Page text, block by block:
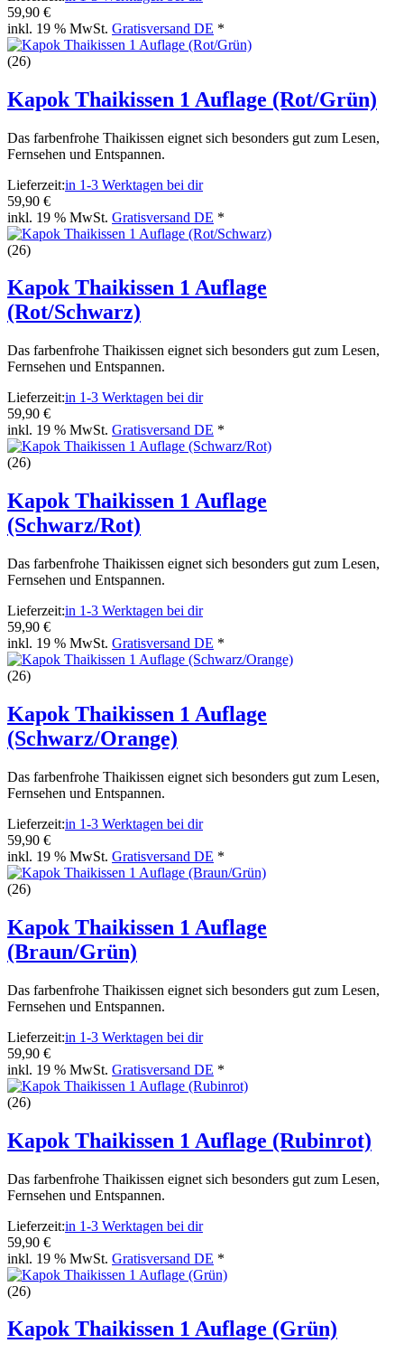
59,90 €
inkl. 19 % MwSt. Gratisversand DE *
(26)
Kapok Thaikissen 1 Auflage (Rot/Grün)
Das farbenfrohe Thaikissen eignet sich besonders gut zum Lesen,
Fernsehen und Entspannen.
Lieferzeit:in 1-3 Werktagen bei dir
59,90 €
inkl. 19 % MwSt. Gratisversand DE *
(26)
Kapok Thaikissen 1 Auflage
(Rot/Schwarz)
Das farbenfrohe Thaikissen eignet sich besonders gut zum Lesen,
Fernsehen und Entspannen.
Lieferzeit:in 1-3 Werktagen bei dir
59,90 €
inkl. 19 % MwSt. Gratisversand DE *
(26)
Kapok Thaikissen 1 Auflage
(Schwarz/Rot)
Das farbenfrohe Thaikissen eignet sich besonders gut zum Lesen,
Fernsehen und Entspannen.
Lieferzeit:in 1-3 Werktagen bei dir
59,90 €
inkl. 19 % MwSt. Gratisversand DE *
(26)
Kapok Thaikissen 1 Auflage
(Schwarz/Orange)
Das farbenfrohe Thaikissen eignet sich besonders gut zum Lesen,
Fernsehen und Entspannen.
Lieferzeit:in 1-3 Werktagen bei dir
59,90 €
inkl. 19 % MwSt. Gratisversand DE *
(26)
Kapok Thaikissen 1 Auflage
(Braun/Grün)
Das farbenfrohe Thaikissen eignet sich besonders gut zum Lesen,
Fernsehen und Entspannen.
Lieferzeit:in 1-3 Werktagen bei dir
59,90 €
inkl. 19 % MwSt. Gratisversand DE *
(26)
Kapok Thaikissen 1 Auflage (Rubinrot)
Das farbenfrohe Thaikissen eignet sich besonders gut zum Lesen,
Fernsehen und Entspannen.
Lieferzeit:in 1-3 Werktagen bei dir
59,90 €
inkl. 19 % MwSt. Gratisversand DE *
(26)
Kapok Thaikissen 1 Auflage (Grün)